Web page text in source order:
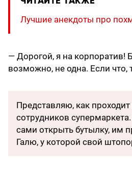
Лучшие анекдоты про
— Дорогой, я на корпоратив!
возможно, не одна. Если что,
Представляю, как
сотрудников
сами открыть бутылку, им
Галю, у которой свой